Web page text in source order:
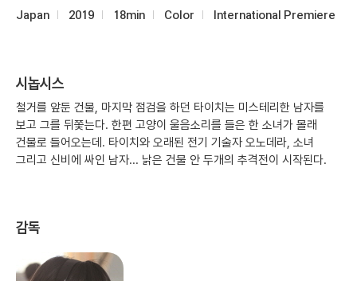
Japan 2019 18min Color International Premiere
시놉시스
철거를 앞둔 건물, 마지막 점검을 하던 타이치는 미스테리한 남자를
보고 그를 뒤쫓는다. 한편 고양이 울음소리를 들은 한 소녀가 몰래
건물로 들어오는데. 타이치와 오래된 전기 기술자 오노데라, 소녀
그리고 신비에 싸인 남자... 낡은 건물 안 두개의 추격전이 시작된다.
감독